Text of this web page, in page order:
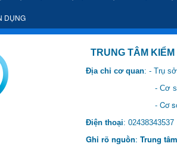
DỤNG
TRUNG TÂM KIỂM SOÁT
Địa chỉ cơ quan: - Trụ
- Cơ sở 2: Khu Hành
- Cơ sở 3: Số 1 Ngõ 2
Điện thoại:
Ghi rõ nguồn: Trung